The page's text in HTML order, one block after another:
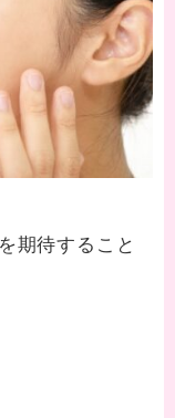
期待すること